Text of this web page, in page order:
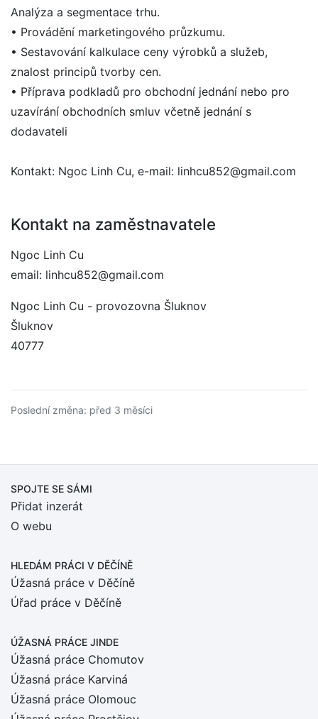
Analýza a segmentace trhu.
• Provádění marketingového průzkumu.
• Sestavování kalkulace ceny výrobků a služeb,
znalost principů tvorby cen.
• Příprava podkladů pro obchodní jednání nebo pro
uzavírání obchodních smluv včetně jednání s
dodavateli
Kontakt: Ngoc Linh Cu, e-mail: linhcu852@gmail.com
Kontakt na zaměstnavatele
Ngoc Linh Cu
email: linhcu852@gmail.com
Ngoc Linh Cu - provozovna Šluknov
Šluknov
40777
Poslední změna: před 3 měsíci
SPOJTE SE SÁMI
Přidat inzerát
O webu
HLEDÁM PRÁCI V DĚČÍNĚ
Úžasná práce v Děčíně
Úřad práce v Děčíně
ÚŽASNÁ PRÁCE JINDE
Úžasná práce Chomutov
Úžasná práce Karviná
Úžasná práce Olomouc